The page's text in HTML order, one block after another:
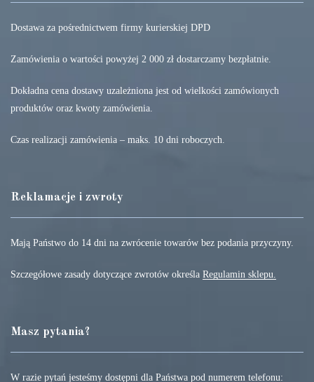
Dostawa za pośrednictwem firmy kurierskiej DPD
Zamówienia o wartości powyżej 2 000 zł dostarczamy bezpłatnie.
Dokładna cena dostawy uzależniona jest od wielkości zamówionych
produktów oraz kwoty zamówienia.
Czas realizacji zamówienia – maks. 10 dni roboczych.
Reklamacje i zwroty
Mają Państwo do 14 dni na zwrócenie towarów bez podania przyczyny.
Szczegółowe zasady dotyczące zwrotów określa Regulamin sklepu.
Masz pytania?
W razie pytań jesteśmy dostępni dla Państwa pod numerem telefonu: